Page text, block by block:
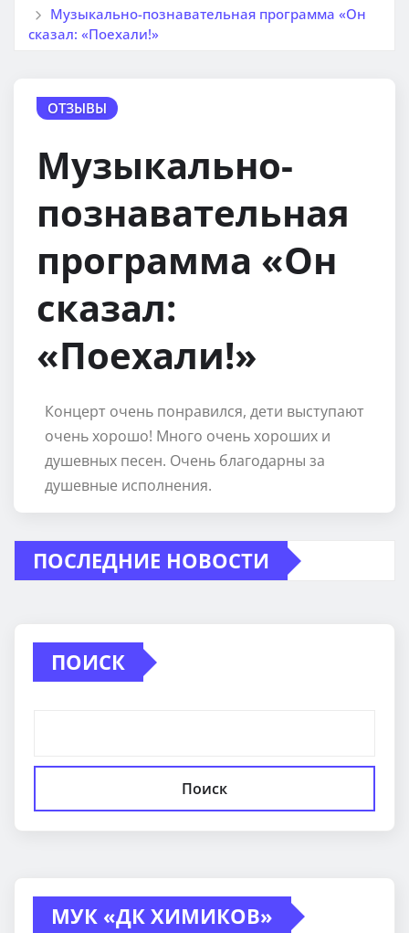
Музыкально-познавательная программа «Он
сказал: «Поехали!»
ОТЗЫВЫ
Музыкально-
познавательная
программа «Он
сказал:
«Поехали!»
Концерт очень понравился, дети выступают
очень хорошо! Много очень хороших и
душевных песен. Очень благодарны за
душевные исполнения.
ПОСЛЕДНИЕ НОВОСТИ
ПОИСК
Поиск
МУК «ДК ХИМИКОВ»